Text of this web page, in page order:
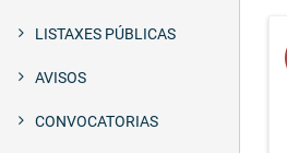
LISTAXES PÚBLICAS
AVISOS
CONVOCATORIAS